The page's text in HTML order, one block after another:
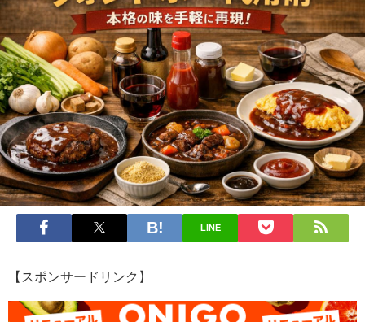
LINE
【スポンサードリンク】